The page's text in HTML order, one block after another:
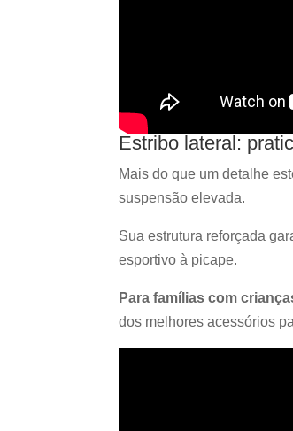
Estribo lateral:
Mais do que um detalhe
suspensão elevada.
Sua estrutura reforçada
esportivo à picape.
Para famílias com
dos melhores acessórios